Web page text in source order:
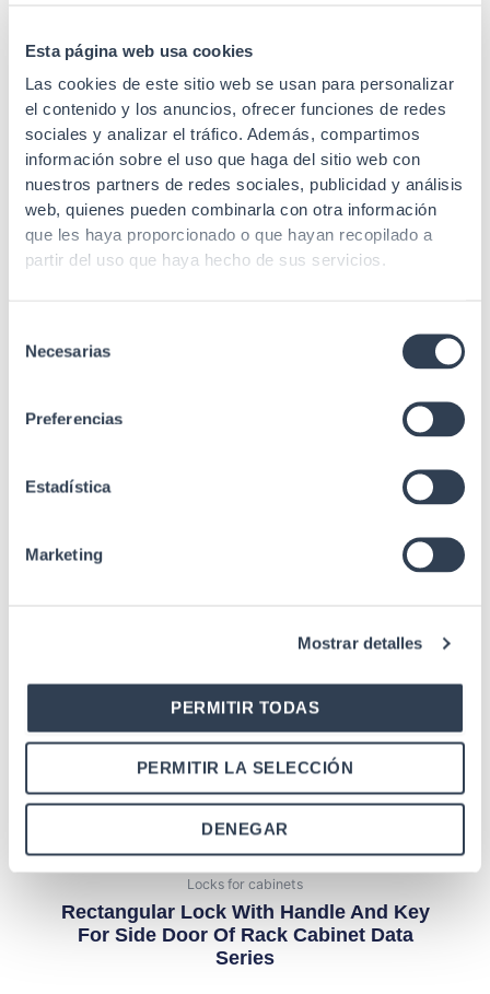
Esta página web usa cookies
Las cookies de este sitio web se usan para personalizar
el contenido y los anuncios, ofrecer funciones de redes
sociales y analizar el tráfico. Además, compartimos
información sobre el uso que haga del sitio web con
nuestros partners de redes sociales, publicidad y análisis
web, quienes pueden combinarla con otra información
que les haya proporcionado o que hayan recopilado a
partir del uso que haya hecho de sus servicios.
Necesarias
Preferencias
Estadística
Marketing
Mostrar detalles
PERMITIR TODAS
PERMITIR LA SELECCIÓN
DENEGAR
Estándares
EIA/ECA-310-E, IEC
60297-3-100
KIT 4 Pieces Battery Union
Locks for cabinets
Rectangular Lock With Handle And Key
For Side Door Of Rack Cabinet Data
Series